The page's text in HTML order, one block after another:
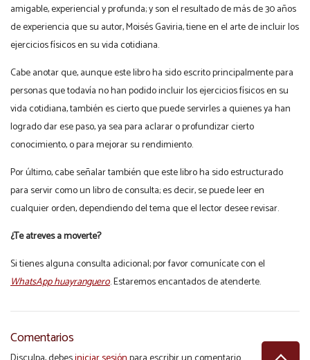
amigable, experiencial y profunda; y son el resultado de más de 30 años
de experiencia que su autor, Moisés Gaviria, tiene en el arte de incluir los
ejercicios físicos en su vida cotidiana.
Cabe anotar que, aunque este libro ha sido escrito principalmente para
personas que todavía no han podido incluir los ejercicios físicos en su
vida cotidiana, también es cierto que puede servirles a quienes ya han
logrado dar ese paso, ya sea para aclarar o profundizar cierto
conocimiento, o para mejorar su rendimiento.
Por último, cabe señalar también que este libro ha sido estructurado
para servir como un libro de consulta; es decir, se puede leer en
cualquier orden, dependiendo del tema que el lector desee revisar.
¿Te atreves a moverte?
Si tienes alguna consulta adicional; por favor comunícate con el
WhatsApp huayranguero. Estaremos encantados de atenderte.
Comentarios